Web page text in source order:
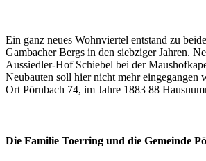
Ein ganz neues Wohnviertel entstand zu
Gambacher Bergs in den siebziger Jahren.
Aussiedler-Hof Schiebel bei der
Neubauten soll hier nicht mehr eingegangen
Ort Pörnbach 74, im Jahre 1883 88
Die Familie Toerring und die Gemeinde